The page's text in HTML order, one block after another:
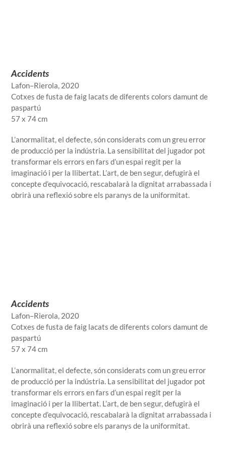
Accidents
Lafon–Rierola, 2020
Cotxes de fusta de faig lacats de diferents colors damunt de
paspartú
57 x 74 cm
L’anormalitat, el defecte, són considerats com un greu error
de producció per la indústria. La sensibilitat del jugador pot
transformar els errors en fars d’un espai regit per la
imaginació i per la llibertat. L’art, de ben segur, defugirà el
concepte d’equivocació, rescabalarà la dignitat arrabassada i
obrirà una reflexió sobre els paranys de la uniformitat.
Accidents
Lafon–Rierola, 2020
Cotxes de fusta de faig lacats de diferents colors damunt de
paspartú
57 x 74 cm
L’anormalitat, el defecte, són considerats com un greu error
de producció per la indústria. La sensibilitat del jugador pot
transformar els errors en fars d’un espai regit per la
imaginació i per la llibertat. L’art, de ben segur, defugirà el
concepte d’equivocació, rescabalarà la dignitat arrabassada i
obrirà una reflexió sobre els paranys de la uniformitat.